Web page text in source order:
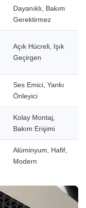
Dayanıklı, Bakım
Gerektirmez
Açık Hücreli, Işık
Geçirgen
Ses Emici, Yankı
Önleyici
Kolay Montaj,
Bakım Erişimi
Alüminyum, Hafif,
Modern